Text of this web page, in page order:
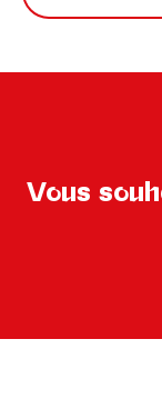
Vous